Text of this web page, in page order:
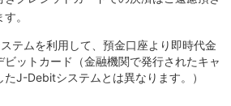
。
テムを利用して、預金口座より即時代金
ビットカード（金融機関で発行されたキャ
J-Debitシステムとは異なります。）